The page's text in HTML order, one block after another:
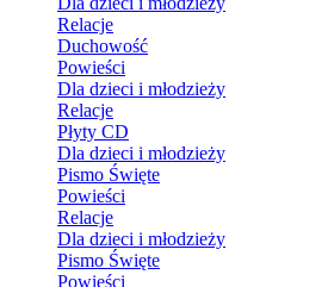
Relacje
Duchowość
Powieści
Dla dzieci i młodzieży
Relacje
Płyty CD
Dla dzieci i młodzieży
Pismo Święte
Powieści
Relacje
Dla dzieci i młodzieży
Pismo Święte
Powieści